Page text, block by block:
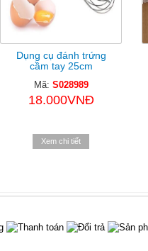
Dụng cụ đánh trứng
cầm tay 25cm
Mã: S028989
18.000VNĐ
Xem chi tiết